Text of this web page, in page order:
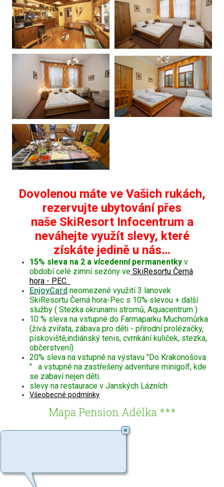
Dovolenou máte ve Vašich rukách,
rezervujte ubytování přes
naše SkiResort Infocentrum a
neváhejte využít slevy, které
získáte jedině u nás…
15% sleva na 2 a vícedenní permanentkyv
období celé zimní sezóny veSkiResortu Černá
hora - PEC
EnjoyCard neomezené využití 3 lanovek
SkiResortu Černá hora-Pec s 10% slevou + další
služby ( Stezka okrunami stromů, Aquacentrum )
10 % sleva na vstupné do Farmaparku Muchomůrka
(živá zvířata, zábava pro děti - přírodní prolézačky,
pískoviště,indiánský tenis, cvrnkání kuliček, stezka,
občerstvení)
20% sleva na vstupné na výstavu "Do Krakonošova
" a vstupné na zastřešený adventure minigolf, kde
se zabaví nejen děti.
slevy na restaurace v Janských Lázních
Všeobecné podmínky
Mapa Pension Adélka ***